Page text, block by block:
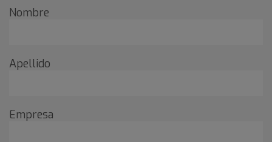
Nombre
Apellido
Empresa